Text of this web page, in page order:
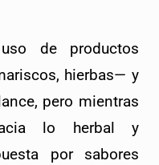
de productos
hierbas— y
pero mientras
lo herbal y
por sabores